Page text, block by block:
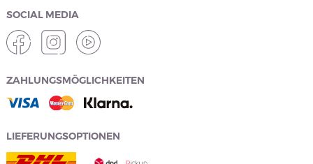
SOCIAL MEDIA
ZAHLUNGSMÖGLICHKEITEN
LIEFERUNGSOPTIONEN